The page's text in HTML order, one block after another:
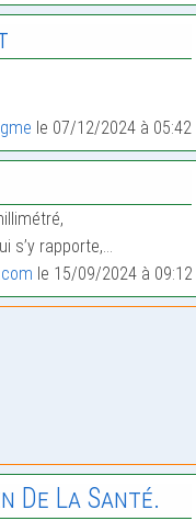
le 07/12/2024 à 05:42
s’y rapporte,…
le 15/09/2024 à 09:12
De La Santé.